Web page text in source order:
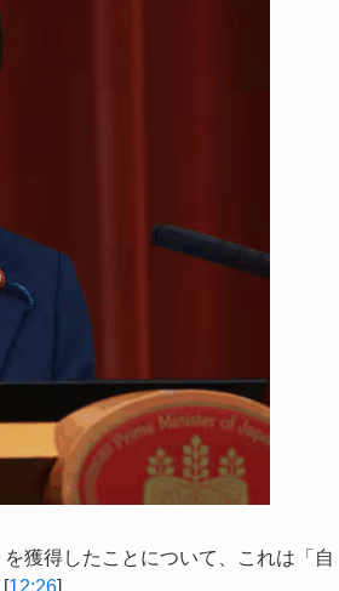
獲得したことについて、これは「自